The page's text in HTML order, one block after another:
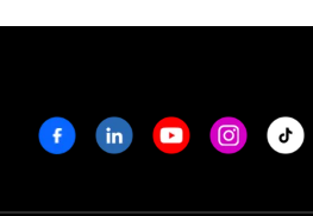
FacebookLinkedinYoutubeInstagram
Tiktok